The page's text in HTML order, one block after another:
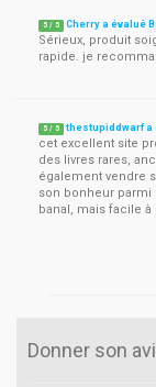
5 / 5 Cherry a évalué
Sérieux, produit
rapide. je
5 / 5 thestupiddwarf a
cet excellent site
des livres rares,
également vendre
son bonheur parmi
banal, mais facile
Donner son